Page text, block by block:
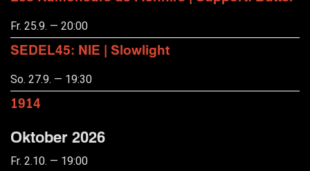
Fr. 25.9. — 20:00
SEDEL45: NIE | Slowlight
So. 27.9. — 19:30
1914
Oktober 2026
Fr. 2.10. — 19:00